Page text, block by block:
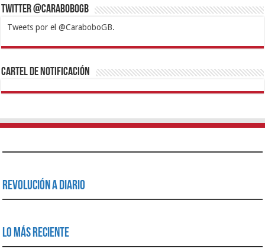
Twitter @CaraboboGB
Tweets por el @CaraboboGB.
1xbetBetturkeyBetistKralbetSupertotobetTipobetMatadorbetMariobet
https://mvbcasino.com/
Cartel de Notificación
Revolución a Diario
Lo Más Reciente